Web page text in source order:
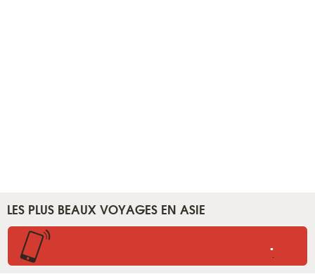
LES PLUS BEAUX VOYAGES EN ASIE
..